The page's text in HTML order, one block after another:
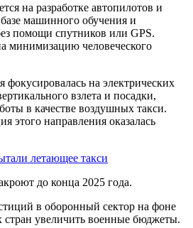
на разработке автопилотов и
машинного обучения и
помощи спутников или GPS.
минимизацию человеческого
фокусировалась на электрических
взлета и посадки,
в качестве воздушных такси.
этого направления оказалась
летающее такси
до конца 2025 года.
в оборонный сектор на фоне
стран увеличить военные бюджеты.